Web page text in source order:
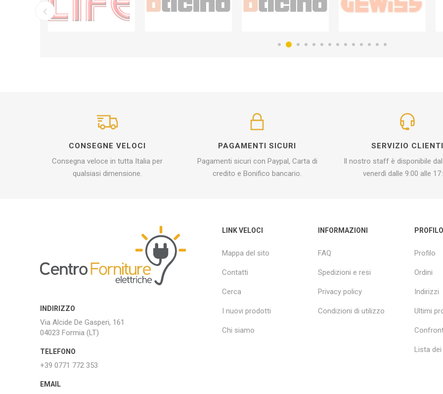
CONSEGNE VELOCI
Consegna veloce in tutta Italia per
qualsiasi dimensione.
PAGAMENTI SICURI
Pagamenti sicuri con Paypal, Carta di
credito e Bonifico bancario.
SERVIZIO CLIENTI
Il nostro staff è disponibile
venerdì dalle 9:00 alle
INDIRIZZO
Via Alcide De Gasperi, 161
04023 Formia (LT)
TELEFONO
+39 0771 772 353
EMAIL
LINK VELOCI
Mappa del sito
Contatti
Cerca
I nuovi prodotti
Chi siamo
INFORMAZIONI
FAQ
Spedizioni e resi
Privacy policy
Condizioni di utilizzo
PROFILO
Profilo
Ordini
Indirizzi
Ultimi
Lista